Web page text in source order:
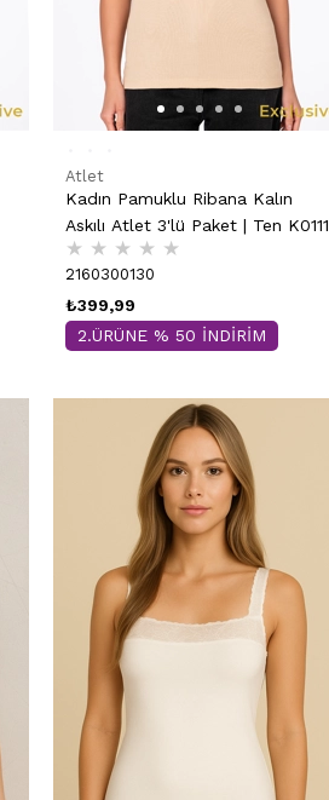
Atlet
Kadın Pamuklu Ribana Kalın
Askılı Atlet 3'lü Paket | Ten K0111
★ ★ ★ ★ ★
2160300130
₺399,99
2.ÜRÜNE % 50 İNDİRİM